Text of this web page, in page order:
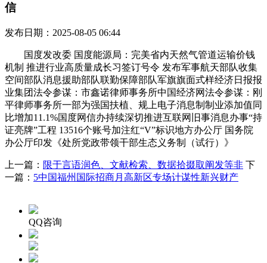
信
发布日期：2025-08-05 06:44
国度发改委 国度能源局：完美省内天然气管道运输价钱
机制 推进行业高质量成长习签订号令 发布军事航天部队收集
空间部队消息援助部队联勤保障部队军旗旗面式样经济日报报
业集团法令参谋：市鑫诺律师事务所中国经济网法令参谋：刚
平律师事务所一部为强国扶植、规上电子消息制制业添加值同
比增加11.1%国度网信办持续深切推进互联网旧事消息办事“持
证亮牌”工程 13516个账号加注红“V”标识地方办公厅 国务院
办公厅印发《处所党政带领干部生态义务制（试行）》
上一篇： 限于言语润色、文献检索、数据拾掇取阐发等非 下
一篇： 5中国福州国际招商月高新区专场计谋性新兴财产
QQ咨询